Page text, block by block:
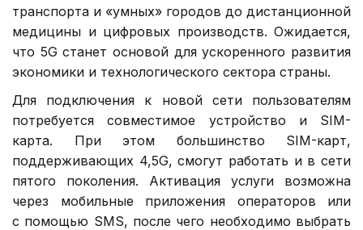
транспорта и «умных» городов до дистанционной
медицины и цифровых производств. Ожидается,
что 5G станет основой для ускоренного развития
экономики и технологического сектора страны.
Для подключения к новой сети пользователям
потребуется совместимое устройство и SIM-
карта. При этом большинство SIM-карт,
поддерживающих 4,5G, смогут работать и в сети
пятого поколения. Активация услуги возможна
через мобильные приложения операторов или
с помощью SMS, после чего необходимо выбрать